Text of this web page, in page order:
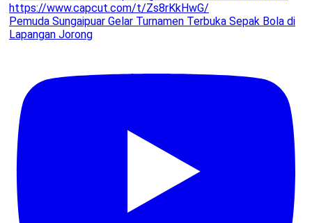
Pemuda Sungaipuar Gelar Turnamen Terbuka Sepak Bola di
Lapangan Jorong